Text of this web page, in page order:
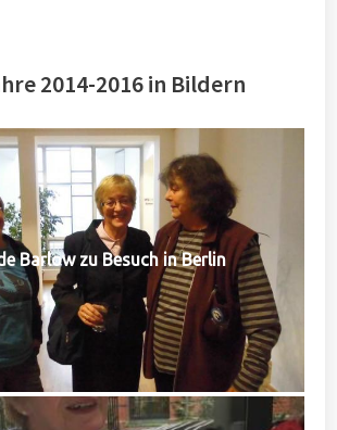
2014-2016 in Bildern
Barlow zu Besuch in Berlin